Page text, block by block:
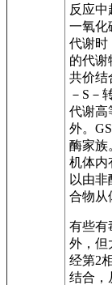
反应中
一氧化
代谢时
的代谢
共价结
－S－
代谢高
外。
酶家族
机体内
以由
合物从
有些有
外，但
经第2
结合，